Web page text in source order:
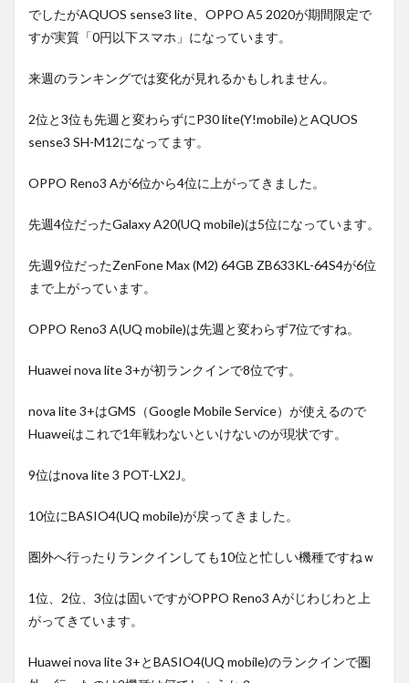
でしたがAQUOS sense3 lite、OPPO A5 2020が期間限定で
すが実質「0円以下スマホ」になっています。
来週のランキングでは変化が見れるかもしれません。
2位と3位も先週と変わらずにP30 lite(Y!mobile)とAQUOS
sense3 SH-M12になってます。
OPPO Reno3 Aが6位から4位に上がってきました。
先週4位だったGalaxy A20(UQ mobile)は5位になっています。
先週9位だったZenFone Max (M2) 64GB ZB633KL-64S4が6位
まで上がっています。
OPPO Reno3 A(UQ mobile)は先週と変わらず7位ですね。
Huawei nova lite 3+が初ランクインで8位です。
nova lite 3+はGMS（Google Mobile Service）が使えるので
Huaweiはこれで1年戦わないといけないのが現状です。
9位はnova lite 3 POT-LX2J。
10位にBASIO4(UQ mobile)が戻ってきました。
圏外へ行ったりランクインしても10位と忙しい機種ですねｗ
1位、2位、3位は固いですがOPPO Reno3 Aがじわじわと上
がってきています。
Huawei nova lite 3+とBASIO4(UQ mobile)のランクインで圏